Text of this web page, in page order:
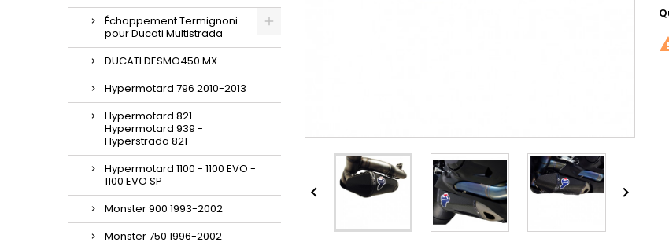
Échappement Termignoni
pour Ducati Multistrada
DUCATI DESMO450 MX
Hypermotard 796 2010-2013
Hypermotard 821 -
Hypermotard 939 -
Hyperstrada 821
Hypermotard 1100 - 1100 EVO -
1100 EVO SP
Monster 900 1993-2002
Monster 750 1996-2002
 